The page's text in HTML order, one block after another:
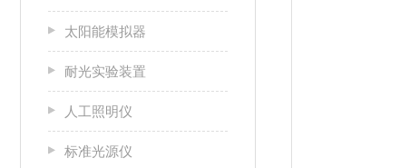
太阳能模拟器
耐光实验装置
人工照明仪
标准光源仪